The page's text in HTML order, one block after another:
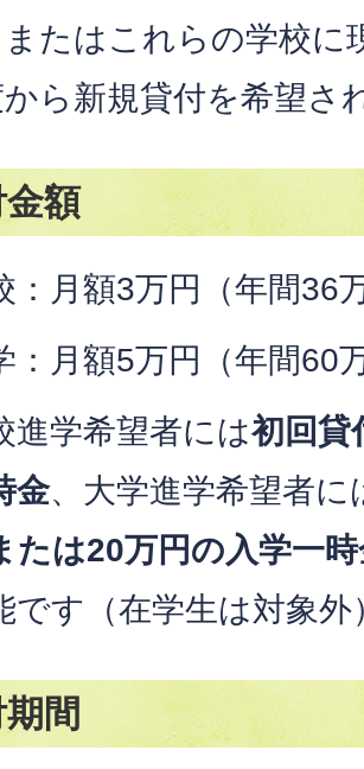
たはこれらの学校に
ら新規貸付を希望さ
額
：月額3万円（年間36
：月額5万円（年間60
進学希望者には初回貸
金、大学進学希望者に
たは20万円の入学一
です（在学生は対象外
間